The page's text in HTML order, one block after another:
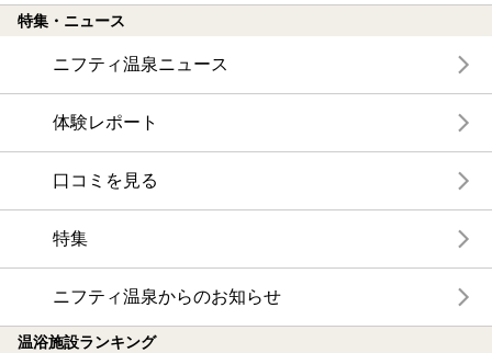
特集・ニュース
ニフティ温泉ニュース
体験レポート
口コミを見る
特集
ニフティ温泉からのお知らせ
温浴施設ランキング